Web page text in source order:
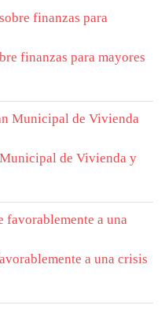
finanzas para mayores
de Vivienda y
a una crisis